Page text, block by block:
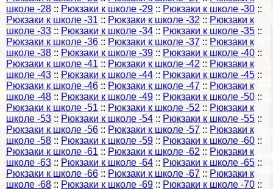
школе -28 :: Рюкзаки к школе -29 :: Рюкзаки к школе -30 ::
Рюкзаки к школе -31 :: Рюкзаки к школе -32 :: Рюкзаки к
школе -33 :: Рюкзаки к школе -34 :: Рюкзаки к школе -35 ::
Рюкзаки к школе -36 :: Рюкзаки к школе -37 :: Рюкзаки к
школе -38 :: Рюкзаки к школе -39 :: Рюкзаки к школе -40 ::
Рюкзаки к школе -41 :: Рюкзаки к школе -42 :: Рюкзаки к
школе -43 :: Рюкзаки к школе -44 :: Рюкзаки к школе -45 ::
Рюкзаки к школе -46 :: Рюкзаки к школе -47 :: Рюкзаки к
школе -48 :: Рюкзаки к школе -49 :: Рюкзаки к школе -50 ::
Рюкзаки к школе -51 :: Рюкзаки к школе -52 :: Рюкзаки к
школе -53 :: Рюкзаки к школе -54 :: Рюкзаки к школе -55 ::
Рюкзаки к школе -56 :: Рюкзаки к школе -57 :: Рюкзаки к
школе -58 :: Рюкзаки к школе -59 :: Рюкзаки к школе -60 ::
Рюкзаки к школе -61 :: Рюкзаки к школе -62 :: Рюкзаки к
школе -63 :: Рюкзаки к школе -64 :: Рюкзаки к школе -65 ::
Рюкзаки к школе -66 :: Рюкзаки к школе -67 :: Рюкзаки к
школе -68 :: Рюкзаки к школе -69 :: Рюкзаки к школе -70 ::